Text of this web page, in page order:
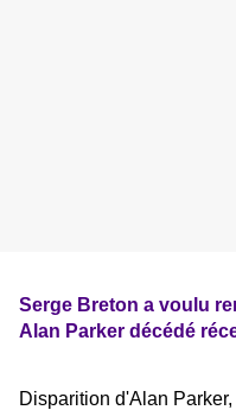
Serge Breton a voulu
Alan Parker décédé
Disparition d'Alan